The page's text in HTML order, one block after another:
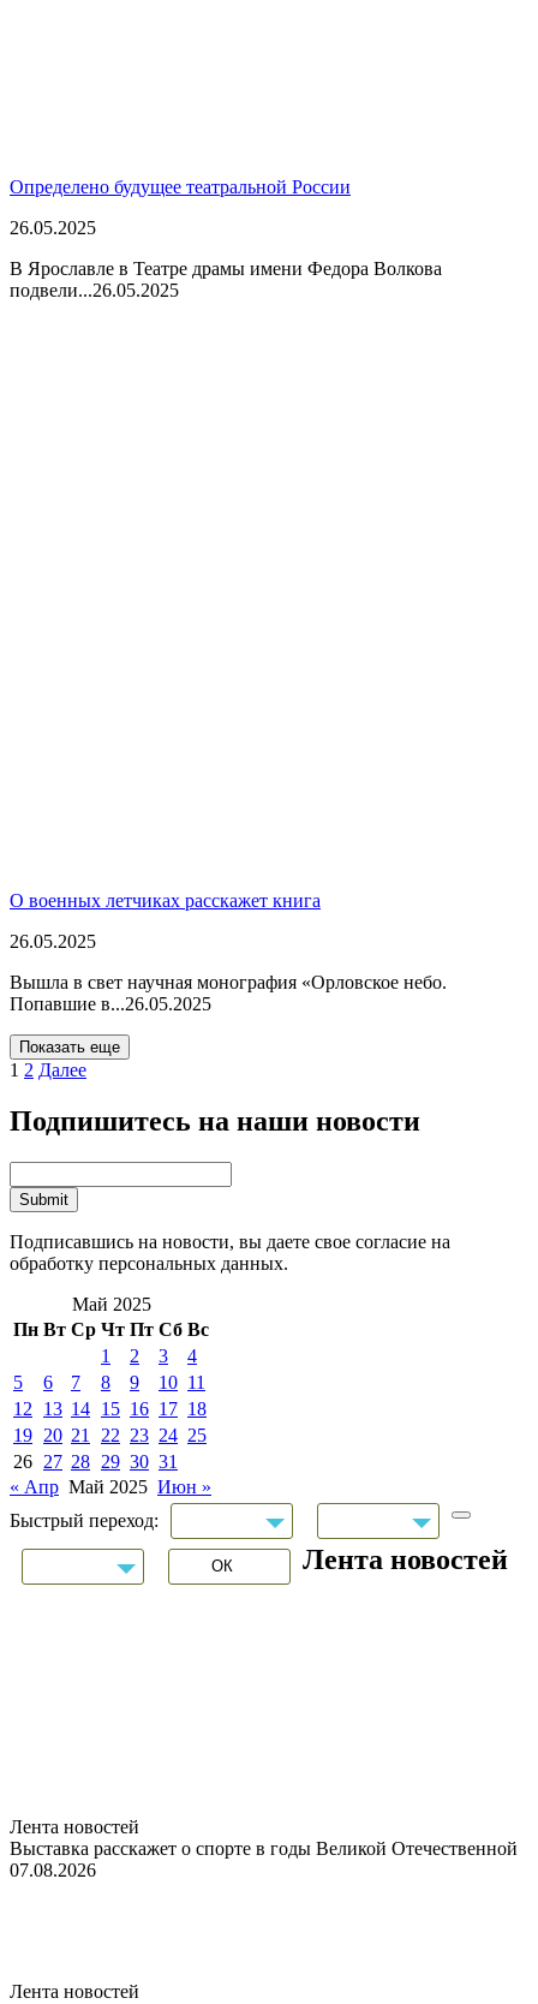
Определено будущее театральной России
26.05.2025
В Ярославле в Театре драмы имени Федора Волкова
подвели...26.05.2025
О военных летчиках расскажет книга
26.05.2025
Вышла в свет научная монография «Орловское небо.
Попавшие в...26.05.2025
Показать еще
1 2 Далее
Подпишитесь на наши новости
Подписавшись на новости, вы даете свое согласие на
обработку персональных данных.
Май 2025
Пн Вт Ср Чт Пт Сб Вс
1
2 3
4
5
6 7 8 9 10 11
12
13 14 15 16 17 18
19 20 21 22 23 24 25
26 27 28 29 30 31
« Апр Май 2025 Июн »
Быстрый переход:
Лента новостей
Лента новостей
Выставка расскажет о спорте в годы Великой Отечественной
07.08.2026
Лента новостей